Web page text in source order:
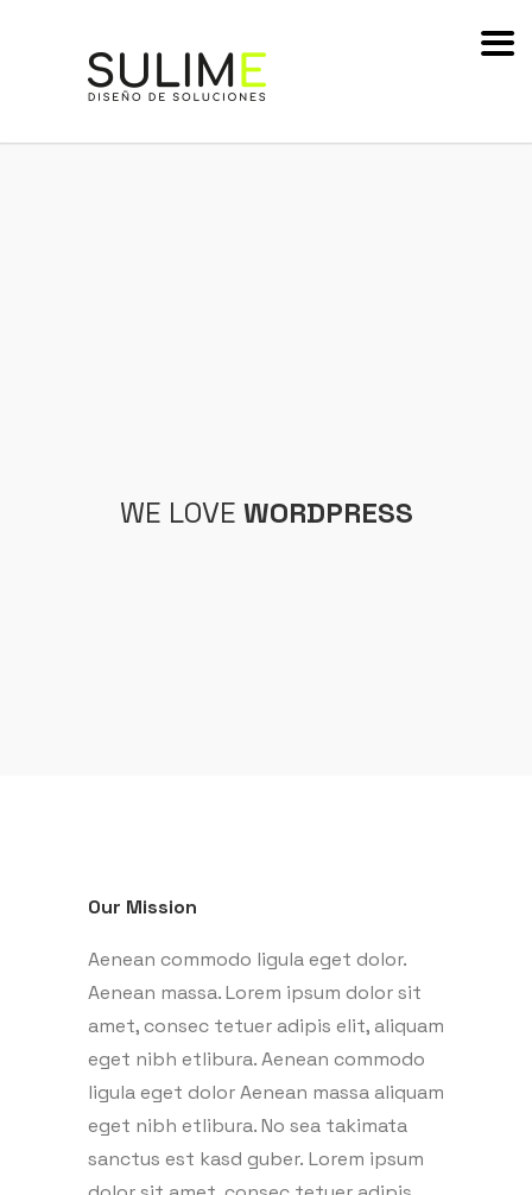
WE LOVE WORDPRESS
Our Mission
Aenean commodo ligula eget dolor.
Aenean massa. Lorem ipsum dolor sit
amet, consec tetuer adipis elit, aliquam
eget nibh etlibura. Aenean commodo
ligula eget dolor Aenean massa aliquam
eget nibh etlibura. No sea takimata
sanctus est kasd guber. Lorem ipsum